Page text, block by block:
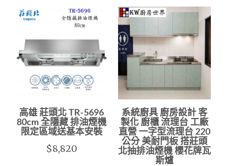
高雄 莊頭北 TR-5696
80cm 全隱藏 排油煙機
限定區域送基本安裝
$8,820
系統廚具 廚房設計 客
製化 廚櫃 流理台 工廠
直營 一字型流理台 220
公分 美耐門板 搭莊頭
北抽排油煙機 櫻花牌瓦
斯爐